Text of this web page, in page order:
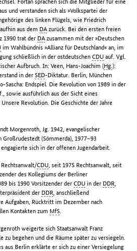
und verstanden sich als »Volkspartei der
des linken Flügels, wie Friedrich
aus dem DA zurück. Bei den ersten freien
1990 trat der DA zusammen mit der »Deutschen
im Wahlbündnis »Allianz für Deutschland« an, im
schließlich in der ostdeutschenCDU auf. Vgl.
Aufbruch. In: Veen, Hans-Joachim (Hg.):
in derSED-Diktatur. Berlin, München
Sascha: Endspiel. Die Revolution von 1989 in der
sowie ausführlich aus der Sicht eines
Revolution. Die Geschichte der Jahre
Morgenroth, Jg. 1942, evangelischer
(Sömmerda), 1977–93
sich in der offenen Jugendarbeit.
Rechtsanwalt/CDU , seit 1975 Rechtsanwalt, seit
des Kollegiums der Berliner
bis 1990 Vorsitzender derCDU in der DDR
der DDR , anschließend
Aufgaben, Rücktritt im Dezember nach
Kontakten zum MfS
weigerte sich Staatsanwalt Franz
zu begehen und die Räume später zu versiegeln.
aus Berlin erklärte er sich zu einer Versiegelung